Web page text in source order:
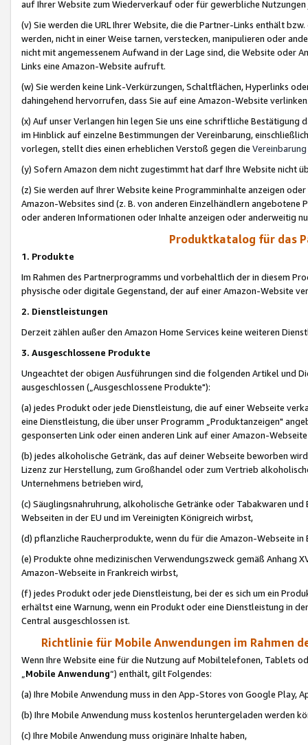
auf Ihrer Website zum Wiederverkauf oder für gewerbliche
(v) Sie werden die URL Ihrer Website, die die Partner-Links enthält
werden, nicht in einer Weise tarnen, verstecken, manipulieren oder
nicht mit angemessenem Aufwand in der Lage sind, die Website oder
Links eine Amazon-Website aufruft.
(w) Sie werden keine Link-Verkürzungen, Schaltflächen, Hyperlinks
dahingehend hervorrufen, dass Sie auf eine Amazon-Website
(x) Auf unser Verlangen hin legen Sie uns eine schriftliche
im Hinblick auf einzelne Bestimmungen der Vereinbarung,
vorlegen, stellt dies einen erheblichen Verstoß gegen die Vereinbarung
(y) Sofern Amazon dem nicht zugestimmt hat darf Ihre Website nicht
(z) Sie werden auf Ihrer Website keine Programminhalte anzeigen
Amazon-Websites sind (z. B. von anderen Einzelhändlern
oder anderen Informationen oder Inhalte anzeigen oder anderweitig
Produktkatalog für das
1. Produkte
Im Rahmen des Partnerprogramms und vorbehaltlich der in diesem
physische oder digitale Gegenstand, der auf einer Amazon-Website
2. Dienstleistungen
Derzeit zählen außer den Amazon Home Services keine weiteren
3. Ausgeschlossene Produkte
Ungeachtet der obigen Ausführungen sind die folgenden Artikel und
ausgeschlossen („Ausgeschlossene Produkte"):
(a) jedes Produkt oder jede Dienstleistung, die auf einer Webseite
eine Dienstleistung, die über unser Programm „Produktanzeigen"
gesponserten Link oder einen anderen Link auf einer Amazon-
(b) jedes alkoholische Getränk, das auf deiner Webseite beworben
Lizenz zur Herstellung, zum Großhandel oder zum Vertrieb
Unternehmens betrieben wird,
(c) Säuglingsnahruhrung, alkoholische Getränke oder Tabakwaren
Webseiten in der EU und im Vereinigten Königreich wirbst,
(d) pflanzliche Raucherprodukte, wenn du für die Amazon-Webseite in
(e) Produkte ohne medizinischen Verwendungszweck gemäß Anhang
Amazon-Webseite in Frankreich wirbst,
(f) jedes Produkt oder jede Dienstleistung, bei der es sich um ein
erhältst eine Warnung, wenn ein Produkt oder eine Dienstleistung in
Central ausgeschlossen ist.
Richtlinie für Mobile Anwendungen im Rahmen
Wenn Ihre Website eine für die Nutzung auf Mobiltelefonen, Tablets
„Mobile Anwendung“) enthält, gilt Folgendes:
(a) Ihre Mobile Anwendung muss in den App-Stores von Google Play,
(b) Ihre Mobile Anwendung muss kostenlos heruntergeladen werden
(c) Ihre Mobile Anwendung muss originäre Inhalte haben,